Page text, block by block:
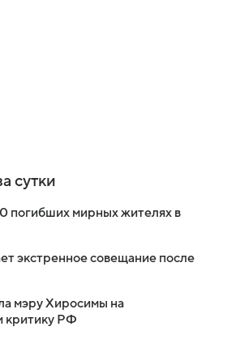
сутки
погибших мирных жителях в
экстренное совещание после
мэру Хиросимы на
критику РФ